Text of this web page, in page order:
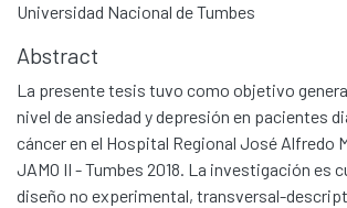
Universidad Nacional de Tumbes
Abstract
La presente tesis tuvo como objetivo
nivel de ansiedad y depresión en pacientes
cáncer en el Hospital Regional José Alfredo
JAMO II - Tumbes 2018. La investigación es
diseño no experimental, transversal-